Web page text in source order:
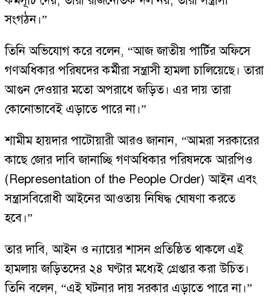
সংগঠন।”
তিনি অভিযোগ করে বলেন, “আজ জাতীয় পার্টির অফিসে
গণঅধিকার পরিষদের কর্মীরা সন্ত্রাসী হামলা চালিয়েছে। তারা
আগুন দেওয়ার মতো অপরাধে জড়িত। এর দায় তারা
কোনোভাবেই এড়াতে পারে না।”
শামীম হায়দার পাটোয়ারী আরও জানান, “আমরা সরকারের
কাছে জোর দাবি জানাচ্ছি গণঅধিকার পরিষদকে আরপিও
(Representation of the People Order) আইন এবং
সন্ত্রাসবিরোধী আইনের আওতায় নিষিদ্ধ ঘোষণা করতে
হবে।”
তার দাবি, আইন ও ন্যায়ের শাসন প্রতিষ্ঠিত থাকলে এই
হামলায় জড়িতদের ২৪ ঘণ্টার মধ্যেই গ্রেপ্তার করা উচিত।
তিনি বলেন, “এই ঘটনার দায় সরকার এড়াতে পারে না।”